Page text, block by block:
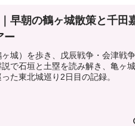
早朝の鶴ヶ城散策と千田
ー
城）を歩き、戊辰戦争・会津戦
で石垣と土塁を読み解き、亀ヶ
た東北城巡り2日目の記録。